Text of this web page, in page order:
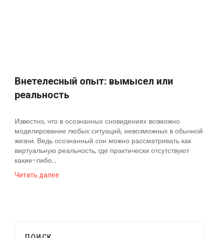
Внетелесный опыт: вымысел или
реальность
Известно, что в осознанных сновидениях возможно
моделирование любых ситуаций, невозможных в обычной
жизни. Ведь осознанный сон можно рассматривать как
виртуальную реальность, где практически отсутствуют
какие-либо...
Читать далее